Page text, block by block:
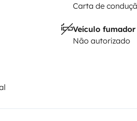
fourni)
Carta de
Veículo fumador
Não autorizado